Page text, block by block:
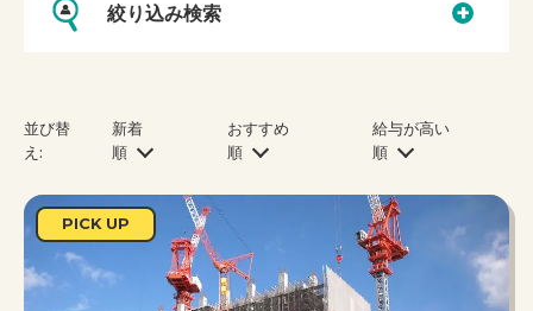
並び替
え:
新着
順
おすすめ
順
給与が高い
順
PICK UP
絞り込み検索